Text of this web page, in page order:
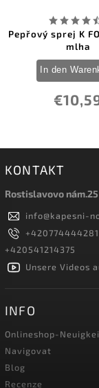
Pepřový sprej K
mlha
In den
KONTAKT
Rostislavovo
info@kapesni-
+420774444281
+420541214375
Unsere Videos
INFO
Onlineshop-
Navigovat
Blog
Recenze